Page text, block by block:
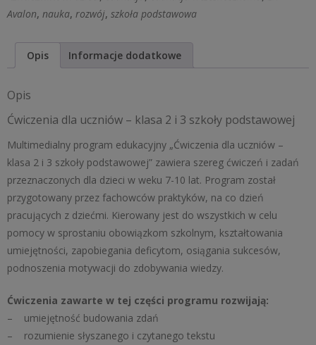
-
szkoły
podstawowej
Avalon, nauka, rozwój, szkoła podstawowa
Opis Informacje dodatkowe
Opis
Ćwiczenia dla uczniów – klasa 2 i 3 szkoły podstawowej
Multimedialny program edukacyjny „Ćwiczenia dla uczniów –
klasa 2 i 3 szkoły podstawowej” zawiera szereg ćwiczeń i zadań
przeznaczonych dla dzieci w weku 7-10 lat. Program został
przygotowany przez fachowców praktyków, na co dzień
pracujących z dziećmi. Kierowany jest do wszystkich w celu
pomocy w sprostaniu obowiązkom szkolnym, kształtowania
umiejętności, zapobiegania deficytom, osiągania sukcesów,
podnoszenia motywacji do zdobywania wiedzy.
Ćwiczenia zawarte w tej części programu rozwijają:
– umiejętność budowania zdań
– rozumienie słyszanego i czytanego tekstu